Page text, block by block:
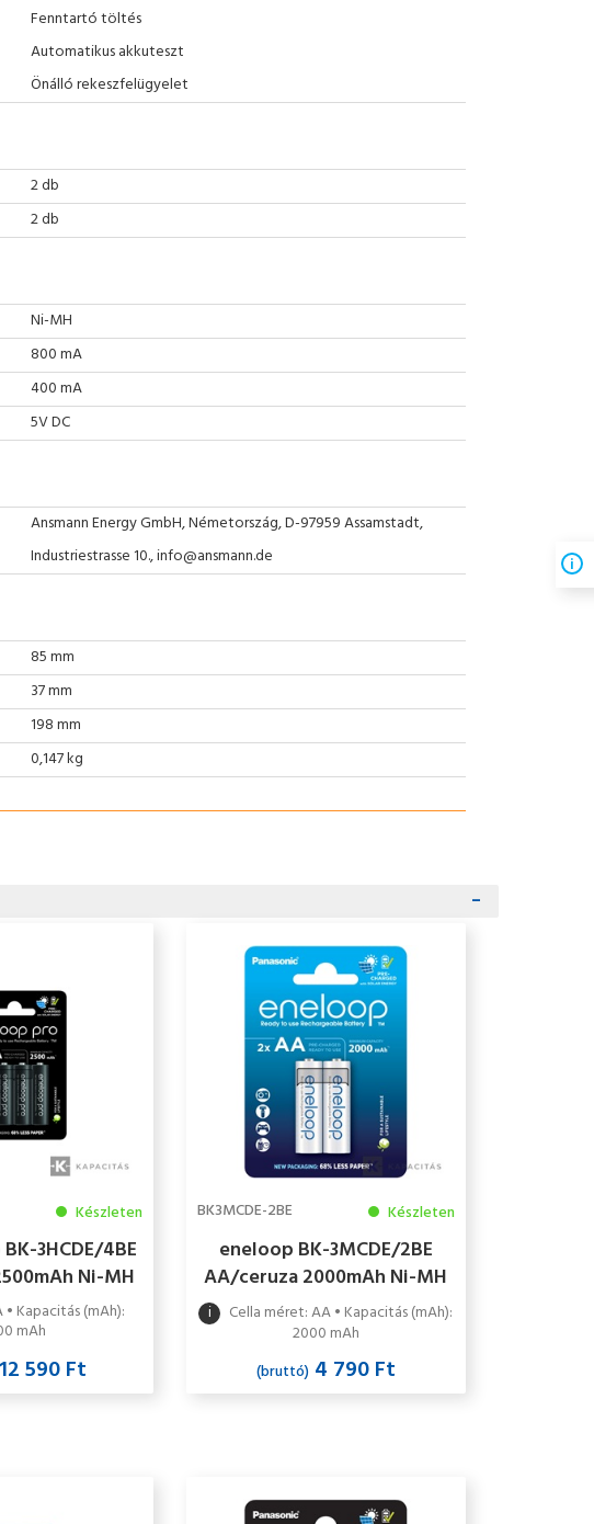
Fenntartó töltés
Automatikus akkuteszt
Önálló rekeszfelügyelet
2 db
2 db
Ni-MH
800 mA
400 mA
5V DC
Ansmann Energy GmbH, Németország, D-97959 Assamstadt,
Industriestrasse 10., info@ansmann.de
85 mm
37 mm
198 mm
0,147 kg
Készleten
3HCDE/4BE
Ni-MH
4db/csomag
Kapacitás (mAh):
mAh
590 Ft
BK3MCDE-2BE Készleten
eneloop BK-3MCDE/2BE
AA/ceruza 2000mAh Ni-MH
akkumulátor 2db/csomag
i
Cella méret: AA • Kapacitás (mAh):
2000 mAh
(bruttó)4 790 Ft